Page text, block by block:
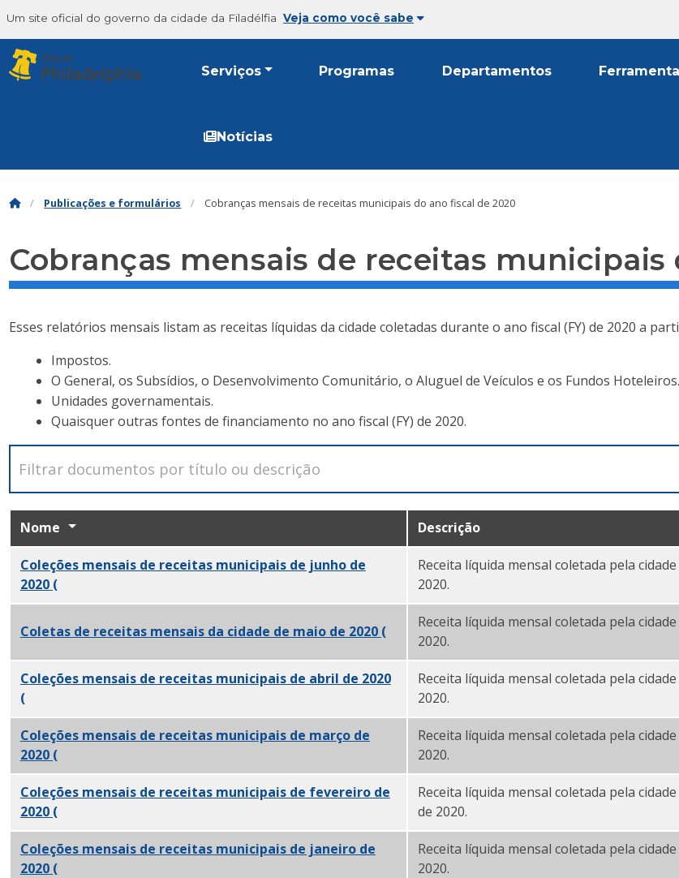
Um site oficial do governo da cidade da Filadélfia Veja como você sabe
Serviços Programas Departamentos
Notícias
Publicações e formulários Cobranças mensais de receitas municipais do ano fiscal de 2020
Cobranças mensais de receitas
Esses relatórios mensais listam as receitas líquidas da cidade coletadas durante o ano fiscal (FY) de 2020 a
Impostos.
O General, os Subsídios, o Desenvolvimento Comunitário, o Aluguel de Veículos e os Fundos Hoteleiros.
Unidades governamentais.
Quaisquer outras fontes de financiamento no ano fiscal (FY) de 2020.
Nome Descrição
Coleções mensais de receitas municipais de junho de
2020(PDF)
Receita líquida mensal coletada pela
2020.
Coletas de receitas mensais da cidade de maio de 2020(PDF)
Receita líquida mensal coletada pela
2020.
Coleções mensais de receitas municipais de abril de 2020
(PDF)
Receita líquida mensal coletada pela
2020.
Coleções mensais de receitas municipais de março de
2020(PDF)
Receita líquida mensal coletada pela
2020.
Coleções mensais de receitas municipais de fevereiro de
2020(PDF)
Receita líquida mensal coletada pela
de 2020.
Coleções mensais de receitas municipais de janeiro de
2020(PDF)
Receita líquida mensal coletada pela
2020.